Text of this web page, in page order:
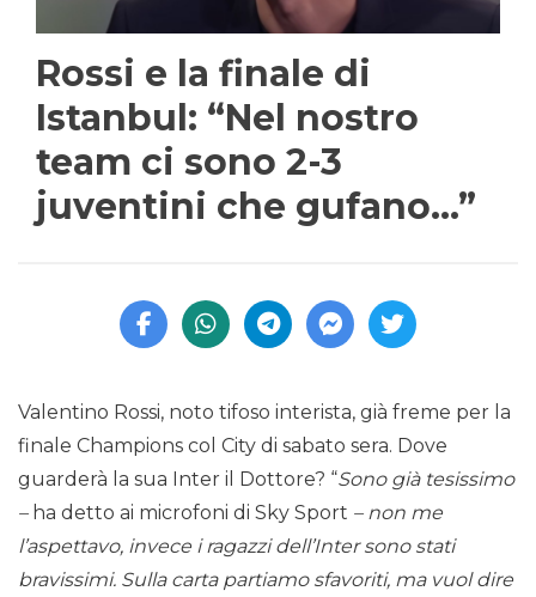
Rossi e la finale di
Istanbul: “Nel nostro
team ci sono 2-3
juventini che gufano…”
Valentino Rossi, noto tifoso interista, già freme per la
finale Champions col City di sabato sera. Dove
guarderà la sua Inter il Dottore? “Sono già tesissimo
–ha detto ai microfoni di Sky Sport – non me
l’aspettavo, invece i ragazzi dell’Inter sono stati
bravissimi. Sulla carta partiamo sfavoriti, ma vuol dire